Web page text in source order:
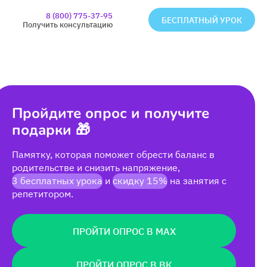
8 (800) 775-37-95
Получить консультацию
БЕСПЛАТНЫЙ УРОК
Пройдите опрос и получите
подарки 🎁
Памятку, которая поможет обрести баланс в
родительстве и снизить напряжение,
3 бесплатных урока и скидку 15% на занятия с
репетитором.
ПРОЙТИ ОПРОС В MAX
ПРОЙТИ ОПРОС В ВК